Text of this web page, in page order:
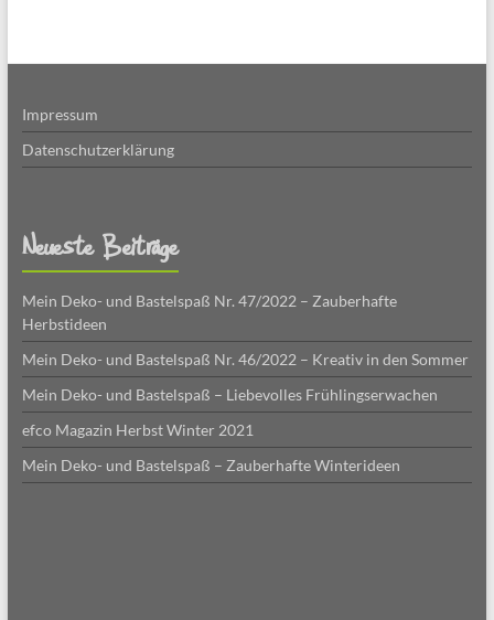
Impressum
Datenschutzerklärung
Neueste Beiträge
Mein Deko- und Bastelspaß Nr. 47/2022 – Zauberhafte
Herbstideen
Mein Deko- und Bastelspaß Nr. 46/2022 – Kreativ in den Sommer
Mein Deko- und Bastelspaß – Liebevolles Frühlingserwachen
efco Magazin Herbst Winter 2021
Mein Deko- und Bastelspaß – Zauberhafte Winterideen